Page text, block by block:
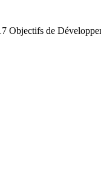
Objectifs de